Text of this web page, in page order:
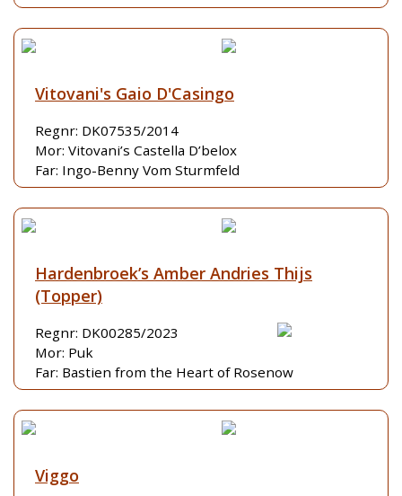
Vitovani's Gaio D'Casingo
Regnr: DK07535/2014
Mor: Vitovani’s Castella D’belox
Far: Ingo-Benny Vom Sturmfeld
Hardenbroek’s Amber Andries Thijs
(Topper)
Regnr: DK00285/2023
Mor: Puk
Far: Bastien from the Heart of Rosenow
Viggo